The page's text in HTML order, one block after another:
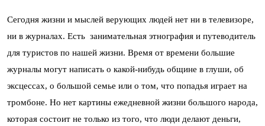
Сегодня жизни и мыслей верующих людей нет ни в телевизоре,
ни в журналах. Есть занимательная этнография и путеводитель
для туристов по нашей жизни. Время от времени большие
журналы могут написать о какой-нибудь общине в глуши, об
эксцессах, о большой семье или о том, что попадья играет на
тромбоне. Но нет картины ежедневной жизни большого народа,
которая состоит не только из того, что люди делают деньги,